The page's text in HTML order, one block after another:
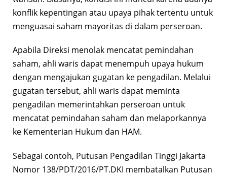
konflik kepentingan atau upaya pihak tertentu untuk
menguasai saham mayoritas di dalam perseroan.
Apabila Direksi menolak mencatat pemindahan
saham, ahli waris dapat menempuh upaya hukum
dengan mengajukan gugatan ke pengadilan. Melalui
gugatan tersebut, ahli waris dapat meminta
pengadilan memerintahkan perseroan untuk
mencatat pemindahan saham dan melaporkannya
ke Kementerian Hukum dan HAM.
Sebagai contoh, Putusan Pengadilan Tinggi Jakarta
Nomor 138/PDT/2016/PT.DKI membatalkan Putusan